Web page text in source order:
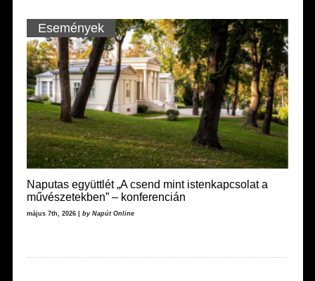
Események
Naputas együttlét „A csend mint istenkapcsolat a
művészetekben” – konferencián
május 7th, 2026 | by Napút Online